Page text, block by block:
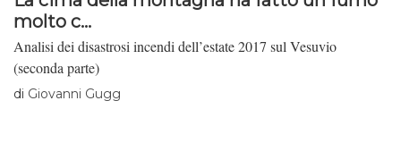
molto c...
Analisi dei disastrosi incendi dell’estate 2017 sul Vesuvio
(seconda parte)
di Giovanni Gugg